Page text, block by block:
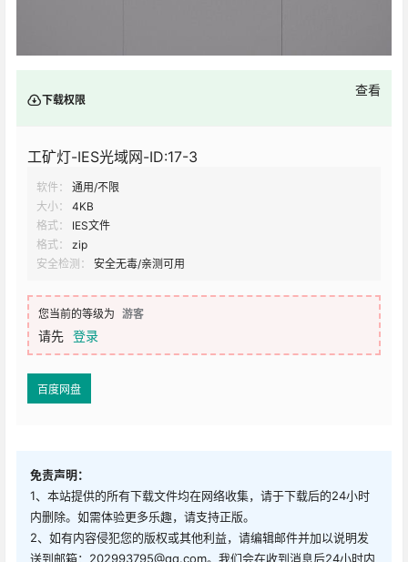
下载权限
查看
工矿灯-IES光域网-ID:17-3
软件：
通用/不限
大小：
4KB
格式：
IES文件
格式：
zip
安全检测：
安全无毒/亲测可用
您当前的等级为 游客
请先 登录
百度网盘
免责声明：
1、本站提供的所有下载文件均在网络收集，请于下载后的24小时
内删除。如需体验更多乐趣，请支持正版。
2、如有内容侵犯您的版权或其他利益，请编辑邮件并加以说明发
送到邮箱：202993795@qq.com。我们会在收到消息后24小时内